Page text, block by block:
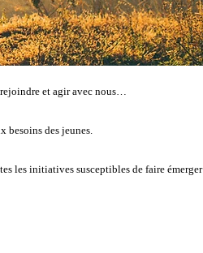
rejoindre et agir avec nous…
besoins des jeunes.
les initiatives susceptibles de faire émerger